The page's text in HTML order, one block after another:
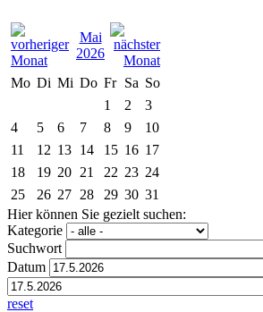
Mai
2026
Mo Di Mi Do Fr Sa So
1
2
3
4
5 6 7 8 9
10
11
12 13 14 15 16 17
18
19 20 21 22 23 24
25
26 27 28 29 30 31
Hier können Sie gezielt suchen:
Kategorie
Suchwort
Datum
reset